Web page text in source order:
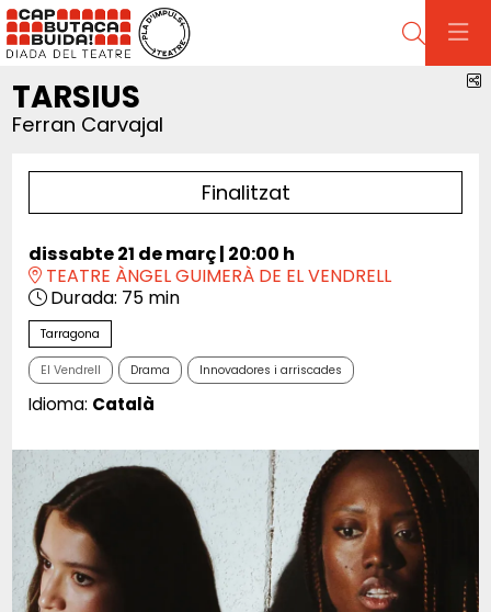
Cerca
TARSIUS
Ferran Carvajal
Finalitzat
dissabte 21 de març| 20:00 h
TEATRE ÀNGEL GUIMERÀ DE EL VENDRELL
Durada: 75 min
Tarragona
El Vendrell Drama Innovadores i arriscades
Idioma: Català